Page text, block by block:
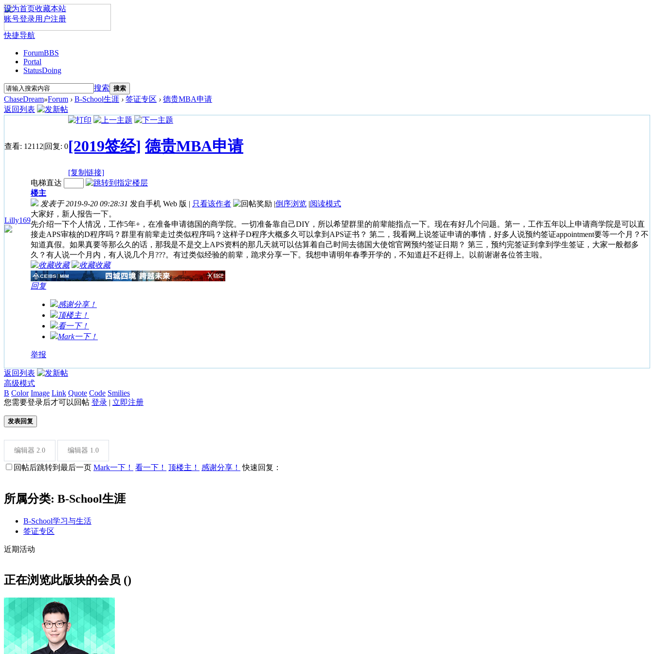
设为首页收藏本站
账号登录用户注册
快捷导航
ForumBBS
Portal
StatusDoing
搜索 搜索
ChaseDream»Forum › B-School生涯 › 签证专区 › 德贵MBA申请
返回列表
查看: 12112|回复: 0[2019签经] 德贵MBA申请
[复制链接]
Lilly169
电梯直达
楼主
发表于 2019-9-20 09:28:31 发自手机 Web 版 | 只看该作者 |倒序浏览 |阅读模式
大家好，新人报告一下。
先介绍一下个人情况，工作5年+，在准备申请德国的商学院。一切准备靠自己DIY，所以希望群里的前辈能指点一下。现在有好几个问题。第一，工作五年以上申请商学院是可以直
接走APS审核的D程序吗？群里有前辈走过类似程序吗？这样子D程序大概多久可以拿到APS证书？ 第二，我看网上说签证申请的事情，好多人说预约签证appointment要等一个月？不
知道真假。如果真要等那么久的话，那我是不是交上APS资料的那几天就可以估算着自己时间去德国大使馆官网预约签证日期？ 第三，预约完签证到拿到学生签证，大家一般都多
久？有人说一个月内，有人说几个月???。有过类似经验的前辈，跪求分享一下。我想申请明年春季开学的，不知道赶不赶得上。以前谢谢各位答主啦。
收藏
收藏
回复
感谢分享！
顶楼主！
看一下！
Mark一下！
举报
返回列表
高级模式
B Color Image Link Quote Code Smilies
您需要登录后才可以回帖 登录 | 立即注册
发表回复
编辑器 2.0 编辑器 1.0
回帖后跳转到最后一页 Mark一下！ 看一下！ 顶楼主！ 感谢分享！ 快速回复：
所属分类: B-School生涯
B-School学习与生活
签证专区
近期活动
正在浏览此版块的会员 ()